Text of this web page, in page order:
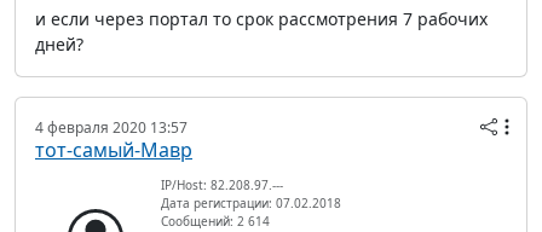
и если через портал то срок рассмотрения 7 рабочих
дней?
4 февраля 2020 13:57
тот-самый-Мавр
IP/Host: 82.208.97.---
Дата регистрации: 07.02.2018
Сообщений: 2 614